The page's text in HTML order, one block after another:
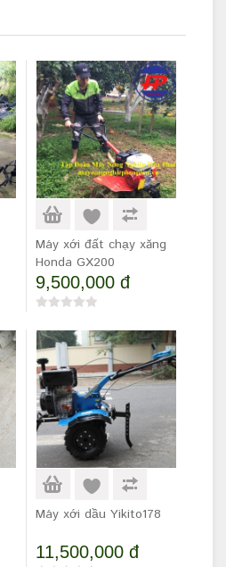
Máy xới đất chạy xăng
Honda GX200
9,500,000 đ
Máy xới dầu Yikito178
11,500,000 đ